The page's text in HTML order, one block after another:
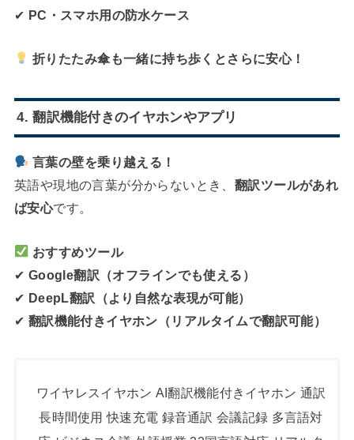
✔ PC・スマホ用の防水ケース
折りたたみ傘も一緒に持ち歩くとさらに安心！
4. 翻訳機能付きのイヤホンやアプリ
言葉の壁を乗り越える！
英語や現地の言葉が分からないとき、 翻訳ツールがあれ
ば安心です。
おすすめツール
✔ Google翻訳（オフラインでも使える）
✔ DeepL翻訳（より自然な表現が可能）
✔ 翻訳機能付きイヤホン（リアルタイムで翻訳可能）
ワイヤレスイヤホン AI翻訳機能付きイヤホン 通訳
長時間使用 快速充電 録音通訳 会議記録 多言語対